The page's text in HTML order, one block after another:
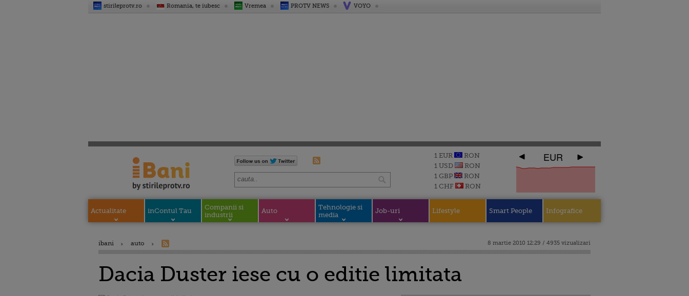
stirileprotv.ro Romania, te iubesc Vremea PROTV NEWS VOYO
1 EUR
RON
1 USD
RON
1 GBP
RON
1 CHF
RON
EUR
Actualitate inContul Tau
Companii si
industrii
Auto
Tehnologie si
media
Job-uri Lifestyle Smart People Infografice
ibani auto 8 martie 2010 12:29 / 4935 vizualizari
Dacia Duster iese cu o editie limitata